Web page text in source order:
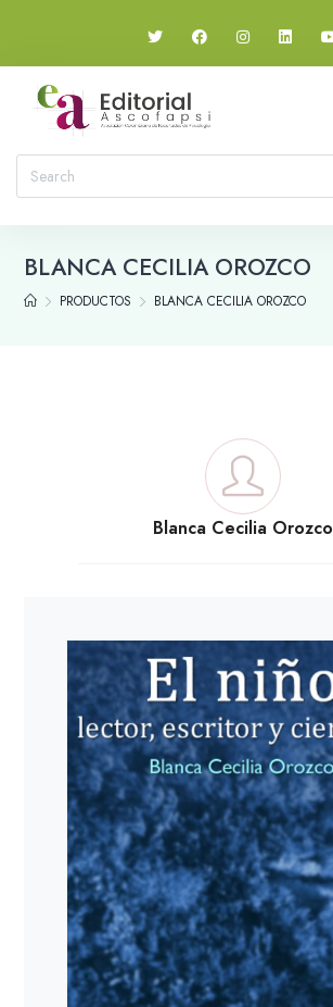
BLANCA CECILIA OROZCO
PRODUCTOS BLANCA CECILIA OROZCO
Blanca Cecilia Orozco